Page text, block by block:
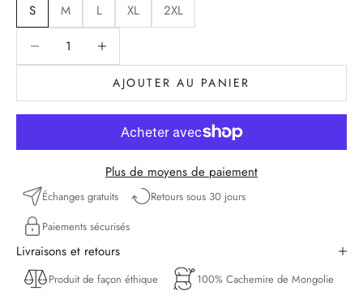
S
M L XL
2XL
Diminuer la quantitéDiminuer la quantité
AJOUTER AU PANIER
Plus de moyens de paiement
Échanges gratuits
Retours sous 30 jours
Paiements sécurisés
Livraisons et retours
Produit de façon éthique 100% Cachemire de Mongolie